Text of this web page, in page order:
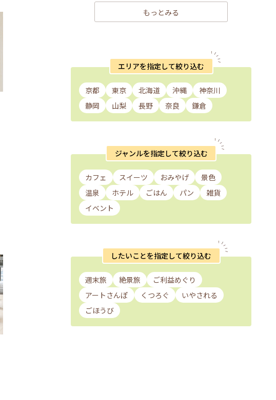
もっとみる
エリアを指定して絞り込む
京都 東京 北海道 沖縄
神奈川
静岡
山梨 長野 奈良 鎌倉
ジャンルを指定して絞り込む
カフェ スイーツ おみやげ
景色
温泉
ホテル ごはん パン
雑貨
イベント
したいことを指定して絞り込む
週末旅 絶景旅
ご利益めぐり
アートさんぽ
くつろぐ
いやされる
ごほうび